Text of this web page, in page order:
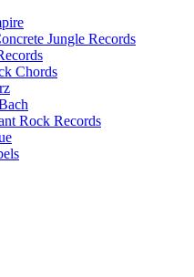
Jungle Records
Chords
Rock Records